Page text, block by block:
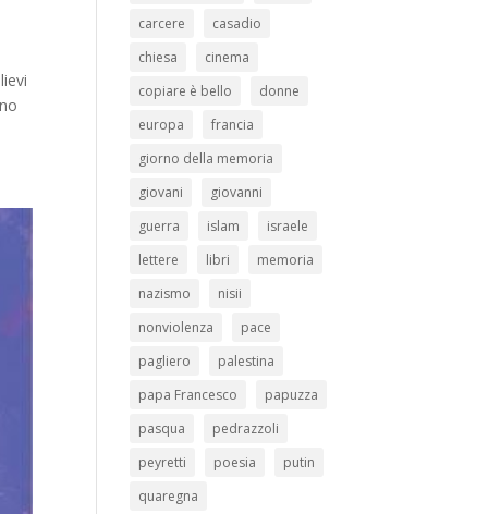
carcere
casadio
chiesa
cinema
copiare è bello
donne
europa
francia
giorno della memoria
giovani
giovanni
guerra
islam
israele
lettere
libri
memoria
nazismo
nisii
nonviolenza
pace
pagliero
palestina
papa Francesco
papuzza
pasqua
pedrazzoli
peyretti
poesia
putin
quaregna